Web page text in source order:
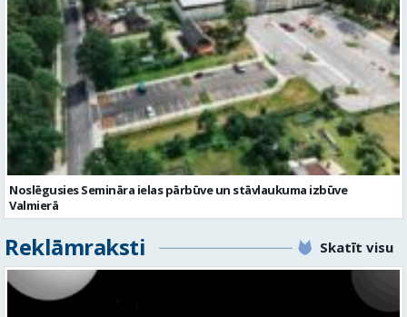
Noslēgusies Semināra ielas pārbūve un stāvlaukuma izbūve
Valmierā
Reklāmraksti Skatīt visu